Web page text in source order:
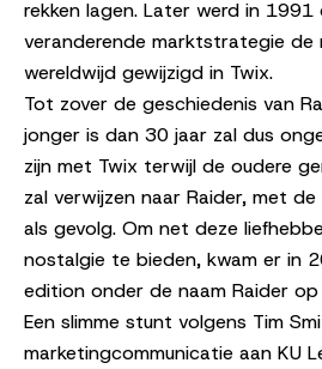
rekken lagen. Later werd in
veranderende marktstrategie de
wereldwijd gewijzigd in Twix.
Tot zover de geschiedenis van
jonger is dan 30 jaar zal dus
zijn met Twix terwijl de oudere
zal verwijzen naar Raider, met
als gevolg. Om net deze
nostalgie te bieden, kwam er in
edition onder de naam Raider
Een slimme stunt volgens Tim
marketingcommunicatie aan KU